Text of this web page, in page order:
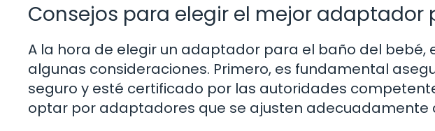
Consejos para elegir el mejor adaptador
A la hora de elegir un adaptador para el baño del
algunas consideraciones. Primero, es fundamental
seguro y esté certificado por las autoridades
optar por adaptadores que se ajusten adecuadamente